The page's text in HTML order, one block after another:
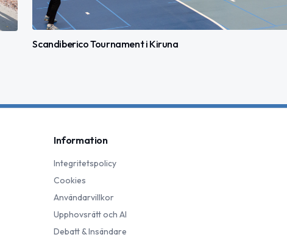
Scandiberico Tournament i Kiruna
Information
Integritetspolicy
Cookies
Användarvillkor
Upphovsrätt och AI
Debatt & Insändare